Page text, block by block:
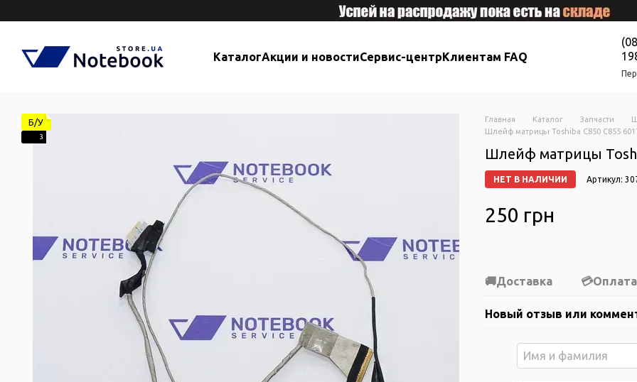
КаталогАкции и новостиСервис-центрКлиентам FAQ
Б/У
3
Главная Каталог Запчасти
Шлейф матрицы Toshiba C850 C855
Шлейф матрицы
НЕТ В НАЛИЧИИ Артикул:
250 грн
Доставка Оплата
Новый отзыв или